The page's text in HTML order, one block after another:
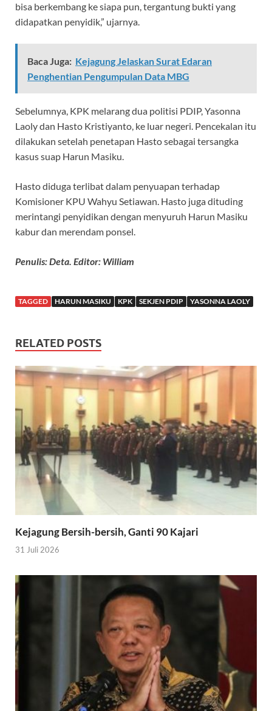
bisa berkembang ke siapa pun, tergantung bukti yang
didapatkan penyidik,” ujarnya.
Baca Juga: Kejagung Jelaskan Surat Edaran
Penghentian Pengumpulan Data MBG
Sebelumnya, KPK melarang dua politisi PDIP, Yasonna
Laoly dan Hasto Kristiyanto, ke luar negeri. Pencekalan itu
dilakukan setelah penetapan Hasto sebagai tersangka
kasus suap Harun Masiku.
Hasto diduga terlibat dalam penyuapan terhadap
Komisioner KPU Wahyu Setiawan. Hasto juga dituding
merintangi penyidikan dengan menyuruh Harun Masiku
kabur dan merendam ponsel.
Penulis: Deta. Editor: William
TAGGED HARUN MASIKU KPK SEKJEN PDIP YASONNA LAOLY
RELATED POSTS
Kejagung Bersih-bersih, Ganti 90 Kajari
31 Juli 2026